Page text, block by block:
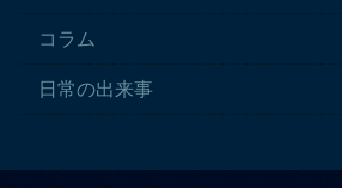
コラム
日常の出来事